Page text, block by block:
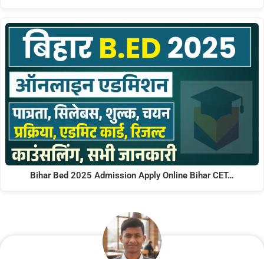
Bihar Bed 2025 Admission Apply Online Bihar CET…